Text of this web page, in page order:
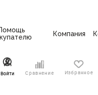
Компания
Войти Сравнение Избранное